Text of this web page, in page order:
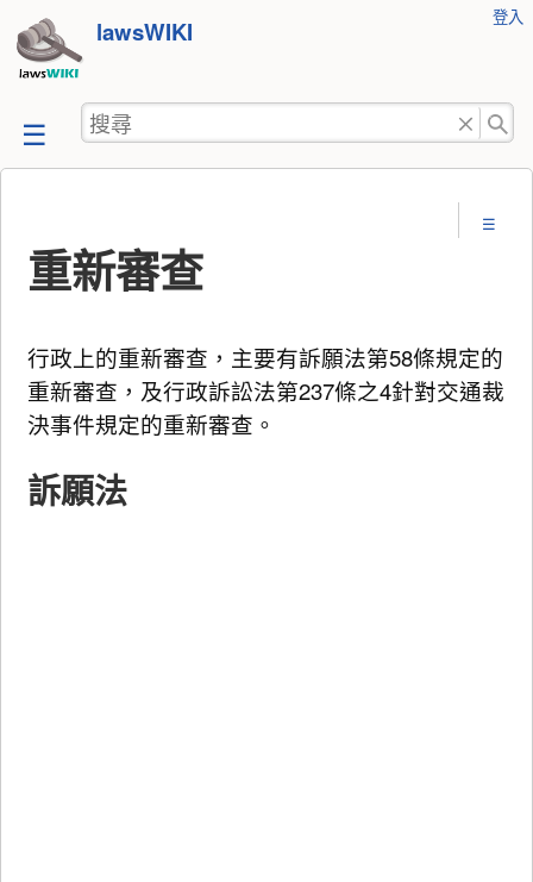
跳
至
容
lawsWIKI
工
登入
搜
尋
重新審查
行政上的重新審查，主要有訴願法第58條規定的
重新審查，及行政訴訟法第237條之4針對交通裁
決事件規定的重新審查。
訴願法